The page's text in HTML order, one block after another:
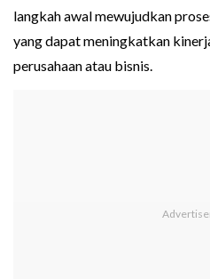
langkah awal mewujudkan
yang dapat meningkatkan
perusahaan atau bisnis.